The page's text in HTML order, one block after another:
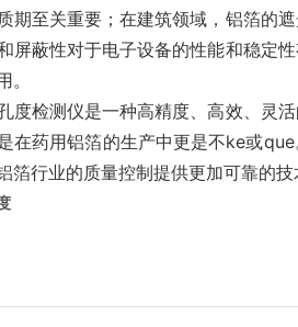
期至关重要；在建筑领域，铝箔的
屏蔽性对于电子设备的性能和稳定
度检测仪是一种高精度、高效、灵
在药用铝箔的生产中更是不ke或
箔行业的质量控制提供更加可靠的技